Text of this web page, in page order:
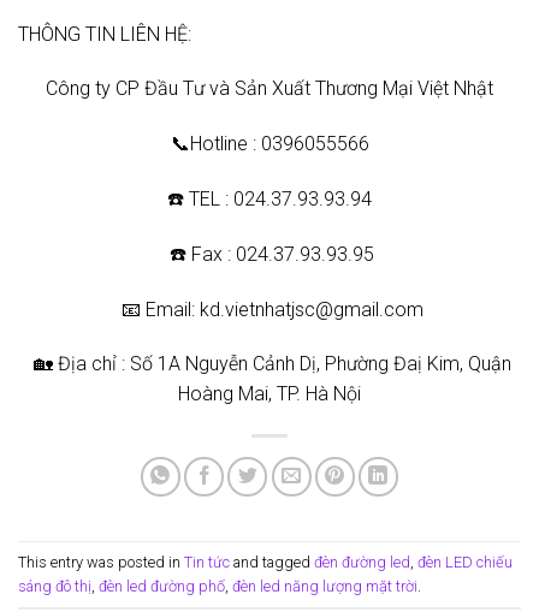
THÔNG TIN LIÊN HỆ:
Công ty CP Đầu Tư và Sản Xuất Thương Mại Việt Nhật
📞Hotline : 0396055566
☎️ TEL : 024.37.93.93.94
☎️ Fax : 024.37.93.93.95
📧 Email: kd.vietnhatjsc@gmail.com
🏡 Địa chỉ : Số 1A Nguyễn Cảnh Dị, Phường Đaị Kim, Quận
Hoàng Mai, TP. Hà Nội
This entry was posted in Tin tức and tagged đèn đường led đèn LED chiếu
sáng đô thị đèn led đường phố đèn led năng lượng mặt trời